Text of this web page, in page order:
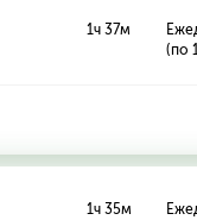
1ч 37м
(по
1ч 35м